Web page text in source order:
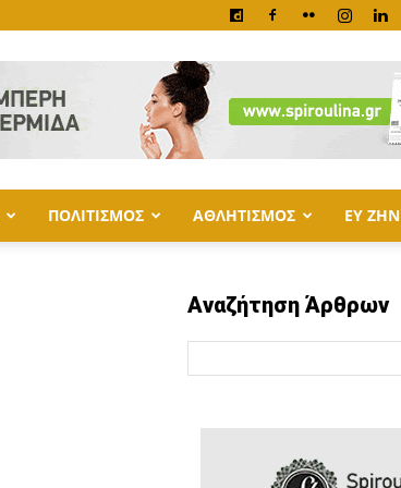
ΠΟΛΙΤΙΣΜΟΣ ΑΘΛΗΤΙΣΜΟΣ ΕΥ ΖΗΝ
Αναζήτηση Άρθρων